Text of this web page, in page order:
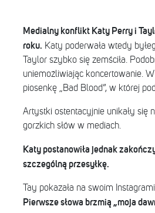
Medialny konflikt Katy Perry i
roku. Katy poderwała wtedy
Taylor szybko się zemściła.
uniemożliwiając koncertowanie.
piosenkę „Bad Blood”, w której
Artystki ostentacyjnie unikały się
gorzkich słów w mediach.
Katy postanowiła jednak
szczególną przesyłkę.
Tay pokazała na swoim
Pierwsze słowa brzmią „moja